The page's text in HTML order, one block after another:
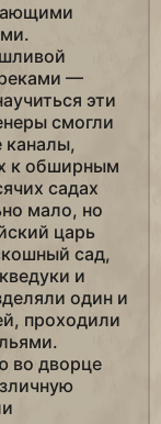
—
эти
смогли
каналы,
к обширным
садах
мало, но
царь
сад,
и
один и
проходили
во дворце